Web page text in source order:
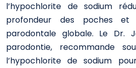
l’hypochlorite de sodium
profondeur des poches
parodontale globale. Le Dr.
parodontie, recommande
l’hypochlorite de sodium